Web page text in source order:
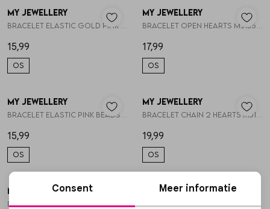
1 /2
My Jewellery
15,99
OS
1 /2
My Jewellery
17,99
OS
1 /2
My Jewellery
15,99
OS
1 /2
My Jewellery
19,99
OS
My Jewellery
Bracelet beads light blue MJ15827
/2
My Jewellery
Bracelet fine pink gold beads MJ14974
Consent Meer informatie